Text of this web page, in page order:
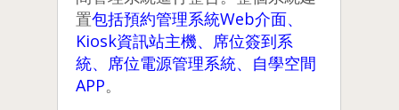
置包括預約管理系統Web介面、
Kiosk資訊站主機、席位簽到系
統、席位電源管理系統、自學空間
APP。